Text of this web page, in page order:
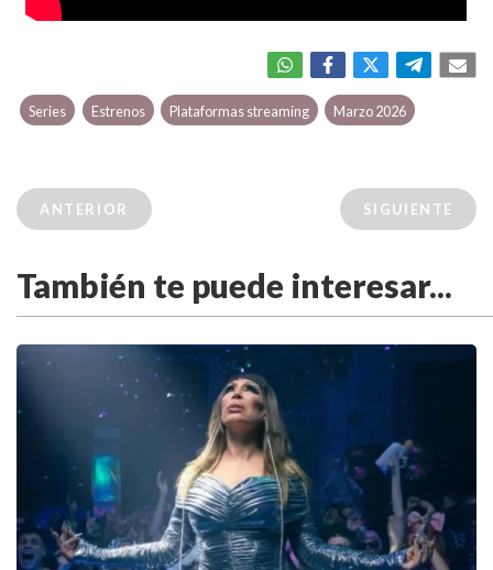
Series Estrenos Plataformas streaming Marzo 2026
ANTERIOR SIGUIENTE
También te puede interesar...